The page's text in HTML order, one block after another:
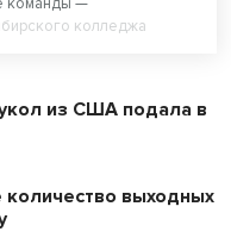
колледжа
пляже выстроилась за
из США подала в
выходных